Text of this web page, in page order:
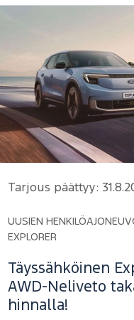
Tarjous päättyy:
UUSIEN
EXPLORER
Täyssähköinen
AWD-Neliveto
hinnalla!